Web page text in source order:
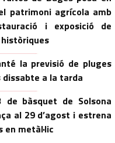
patrimoni agrícola amb
i exposició de
la previsió de pluges
a la tarda
de bàsquet de Solsona
al 29 d’agost i estrena
en metàl·lic